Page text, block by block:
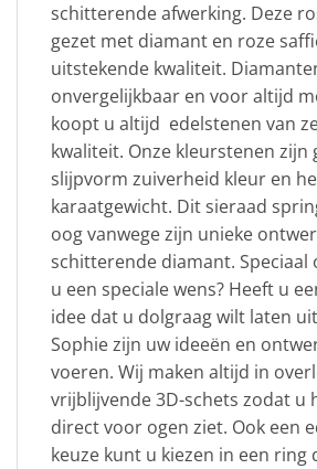
schitterende afwerking. Deze
gezet met diamant en roze
uitstekende kwaliteit.
onvergelijkbaar en voor altijd
koopt u altijd edelstenen van
kwaliteit. Onze kleurstenen zijn
slijpvorm zuiverheid kleur en
karaatgewicht. Dit sieraad
oog vanwege zijn unieke
schitterende diamant. Speciaal
u een speciale wens? Heeft u
idee dat u dolgraag wilt laten
Sophie zijn uw ideeën en
voeren. Wij maken altijd in
vrijblijvende 3D-schets zodat u
direct voor ogen ziet. Ook een
keuze kunt u kiezen in een ring